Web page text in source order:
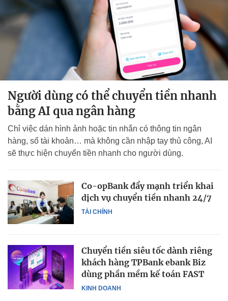
Người dùng có thể chuyển tiền nhanh
bằng AI qua ngân hàng
Chỉ việc dán hình ảnh hoặc tin nhắn có thông tin ngân
hàng, số tài khoản… mà không cần nhập tay thủ công, AI
sẽ thực hiện chuyển tiền nhanh cho người dùng.
TÀI CHÍNH
Co-opBank đẩy mạnh triển khai
dịch vụ chuyển tiền nhanh 24/7
KINH DOANH
Chuyển tiền siêu tốc dành riêng
khách hàng TPBank ebank Biz
dùng phần mềm kế toán FAST